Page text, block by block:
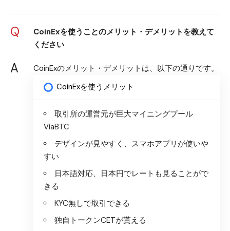
Q
CoinExを使うことのメリット・デメリットを教えて
ください
A
CoinExのメリット・デメリットは、以下の通りです。
CoinExを使うメリット
取引所の運営元が巨大マイニングプール
ViaBTC
デザインが見やすく、スマホアプリが使いや
すい
日本語対応、日本円でレートも見ることがで
きる
KYC無しで取引できる
独自トークンCETが貰える